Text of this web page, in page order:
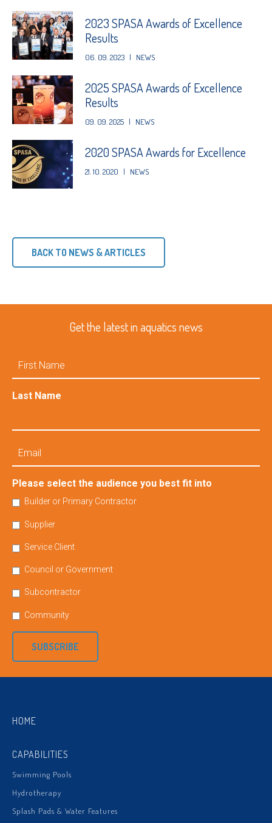
2023 SPASA Awards of Excellence
Results
06. 09. 2023 | NEWS
2025 SPASA Awards of Excellence
Results
09. 09. 2025 | NEWS
2020 SPASA Awards for Excellence
21. 10. 2020 | NEWS
BACK TO NEWS & ARTICLES
Get the latest in aquatics news
Name
Last Name
Please select the audience you best fit into
Builder or Primary Contractor
Supplier
Service Client
Council or Government
Subcontractor
Community
SUBSCRIBE
HOME
CAPABILITIES
Swimming Pools
Hydrotherapy
Splash Pads & Water Features